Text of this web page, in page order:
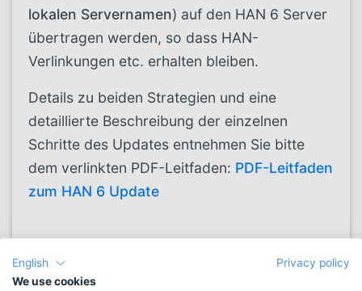
lokalen Servernamen) auf den HAN 6 Server
übertragen werden, so dass HAN-
Verlinkungen etc. erhalten bleiben.
Details zu beiden Strategien und eine
detaillierte Beschreibung der einzelnen
Schritte des Updates entnehmen Sie bitte
dem verlinkten PDF-Leitfaden: PDF-Leitfaden
zum HAN 6 Update
WICHTIG
English
Privacy policy
We use cookies